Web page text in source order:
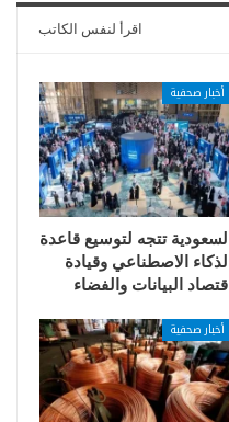
اقرأ لنفس الكاتب
أخبار صحفية
السعودية تتجه لتوسيع قاعدة
الذكاء الاصطناعي وقيادة
اقتصاد البيانات والفضاء
أخبار صحفية